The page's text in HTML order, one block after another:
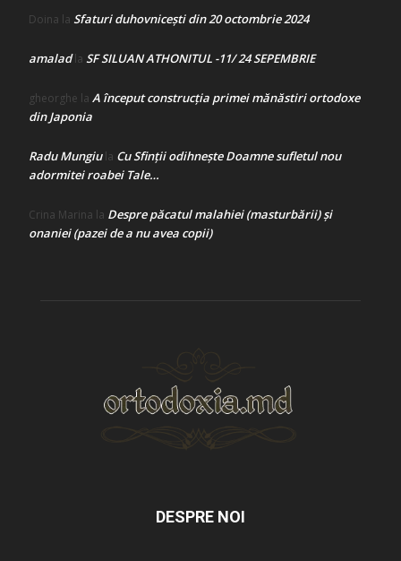
Doina la Sfaturi duhovnicești din 20 octombrie 2024
amaladla SF SILUAN ATHONITUL -11/ 24 SEPEMBRIE
gheorghe la A început construcţia primei mănăstiri ortodoxe
din Japonia
Radu Mungiula Cu Sfinții odihnește Doamne sufletul nou
adormitei roabei Tale…
Crina Marina la Despre păcatul malahiei (masturbării) şi
onaniei (pazei de a nu avea copii)
DESPRE NOI